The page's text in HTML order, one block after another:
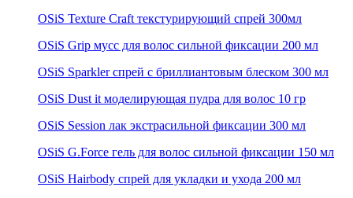
OSiS Texture Craft текстурирующий спрей 300мл
OSiS Grip мусс для волос сильной фиксации 200 мл
OSiS Sparkler спрей с бриллиантовым блеском 300 мл
OSiS Dust it моделирующая пудра для волос 10 гр
OSiS Session лак экстрасильной фиксации 300 мл
OSiS G.Force гель для волос сильной фиксации 150 мл
OSiS Hairbody спрей для укладки и ухода 200 мл